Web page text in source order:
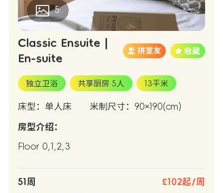
5
Classic Ensuite |
En-suite
拼室友
独立卫浴 共享厨房 5人 13平米
床型：单人床 米制尺寸：90×190(cm)
房型介绍：
Floor 0,1,2,3
51周 £102起/周